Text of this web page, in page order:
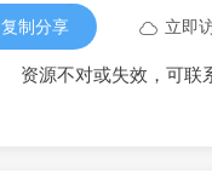
复制分享 立即
资源不对或失效，可联